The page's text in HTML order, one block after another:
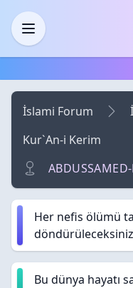
Skip to main content
Menü
İslami Forum
Kur`An-i Kerim
Her nefis ölümü
Bu dünya hayatı